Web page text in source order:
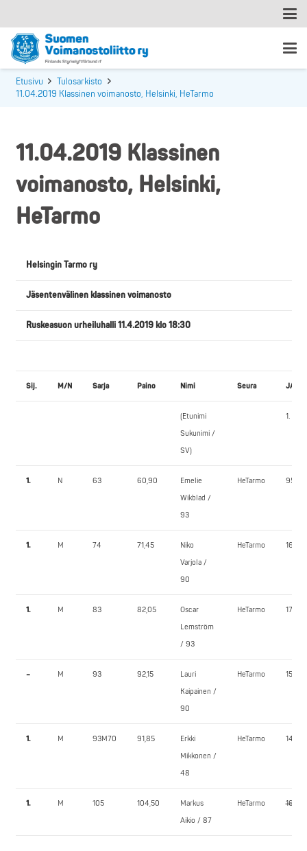
Etusivu
Tulosarkisto
11.04.2019 Klassinen voimanosto, Helsinki, HeTarmo
11.04.2019 Klassinen
voimanosto, Helsinki,
HeTarmo
Helsingin Tarmo ry
Jäsentenvälinen klassinen voimanosto
Ruskeasuon urheiluhalli 11.4.2019 klo 18:30
Sij. M/N Sarja Paino Nimi Seura
(Etunimi
Sukunimi /
SV)
1.
1. N 63 60,90
Emelie
Wikblad /
93
HeTarmo 95,0
1. M 74 71,45
Niko
Varjola /
90
HeTarmo 160,0
1. M 83 82,05
Oscar
Lemström
/ 93
HeTarmo 170,0
– M 93 92,15
Lauri
Kaipainen /
90
HeTarmo 150,0
1. M 93M70 91,85
Erkki
Mikkonen /
48
HeTarmo 140,0
1. M 105 104,50
Markus
Aikio / 87
HeTarmo 160,0